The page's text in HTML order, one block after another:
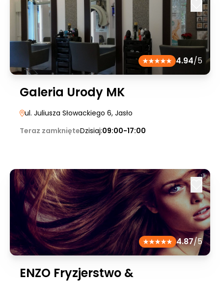
4.94/5
Galeria Urody MK
ul. Juliusza Słowackiego 6, Jasło
Teraz zamknięteDzisiaj:09:00-17:00
4.87/5
ENZO Fryzjerstwo &